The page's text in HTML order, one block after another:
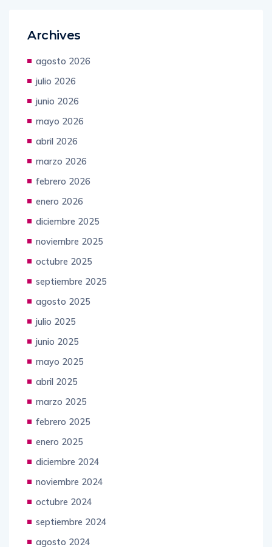
Archives
agosto 2026
julio 2026
junio 2026
mayo 2026
abril 2026
marzo 2026
febrero 2026
enero 2026
diciembre 2025
noviembre 2025
octubre 2025
septiembre 2025
agosto 2025
julio 2025
junio 2025
mayo 2025
abril 2025
marzo 2025
febrero 2025
enero 2025
diciembre 2024
noviembre 2024
octubre 2024
septiembre 2024
agosto 2024